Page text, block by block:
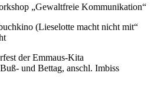
„Gewaltfreie Kommunikation“
(Lieselotte macht nicht mit“
der Emmaus-Kita
und Bettag, anschl. Imbiss